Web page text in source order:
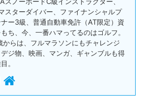
スターダイバー、ファイナンシャルプ
ー3級、普通自動車免許（AT限定）資
ち、今、一番ハマってるのはゴルフ。
からは、フルマラソンにもチャレンジ
ジ物、映画、マンガ、ギャンブルも得
。